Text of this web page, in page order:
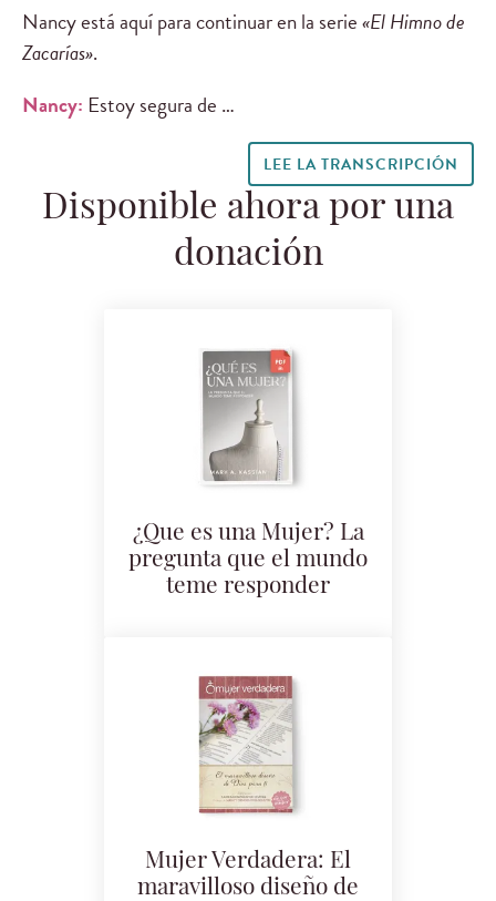
Nancy está aquí para continuar en la serie«El Himno de
Zacarías».
Nancy: Estoy segura de …
LEE LA TRANSCRIPCIÓN
Disponible ahora por una
donación
¿Que es una Mujer? La
pregunta que el mundo
teme responder
Mujer Verdadera: El
maravilloso diseño de